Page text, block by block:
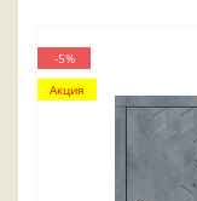
-5%
Акция